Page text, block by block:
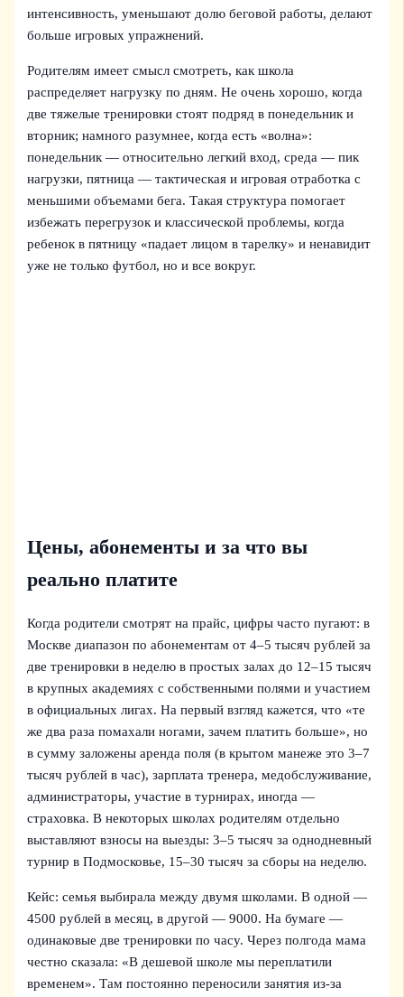
интенсивность, уменьшают долю беговой работы, делают
больше игровых упражнений.
Родителям имеет смысл смотреть, как школа
распределяет нагрузку по дням. Не очень хорошо, когда
две тяжелые тренировки стоят подряд в понедельник и
вторник; намного разумнее, когда есть «волна»:
понедельник — относительно легкий вход, среда — пик
нагрузки, пятница — тактическая и игровая отработка с
меньшими объемами бега. Такая структура помогает
избежать перегрузок и классической проблемы, когда
ребенок в пятницу «падает лицом в тарелку» и ненавидит
уже не только футбол, но и все вокруг.
Цены, абонементы и за что вы
реально платите
Когда родители смотрят на прайс, цифры часто пугают: в
Москве диапазон по абонементам от 4–5 тысяч рублей за
две тренировки в неделю в простых залах до 12–15 тысяч
в крупных академиях с собственными полями и участием
в официальных лигах. На первый взгляд кажется, что «те
же два раза помахали ногами, зачем платить больше», но
в сумму заложены аренда поля (в крытом манеже это 3–7
тысяч рублей в час), зарплата тренера, медобслуживание,
администраторы, участие в турнирах, иногда —
страховка. В некоторых школах родителям отдельно
выставляют взносы на выезды: 3–5 тысяч за однодневный
турнир в Подмосковье, 15–30 тысяч за сборы на неделю.
Кейс: семья выбирала между двумя школами. В одной —
4500 рублей в месяц, в другой — 9000. На бумаге —
одинаковые две тренировки по часу. Через полгода мама
честно сказала: «В дешевой школе мы переплатили
временем». Там постоянно переносили занятия из‑за